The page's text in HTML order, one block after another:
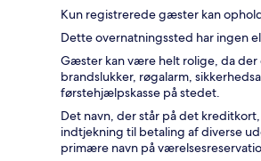
Kun registrerede gæster kan
Dette overnatningssted har ingen
Gæster kan være helt rolige, da der
brandslukker, røgalarm,
førstehjælpskasse på stedet.
Det navn, der står på det
indtjekning til betaling af diverse
primære navn på